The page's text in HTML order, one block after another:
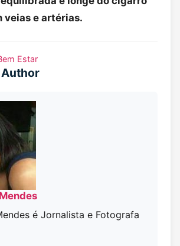
veias e artérias.
Estar
é Jornalista e Fotografa